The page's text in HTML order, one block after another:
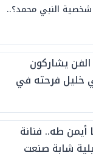
النبي محمد؟..
يشاركون
خليل فرحته في
أيمن طه.. فنانة
شابة صنعت